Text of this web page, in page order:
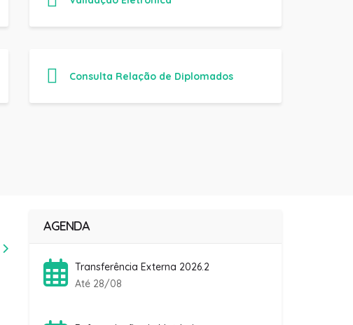
Consulta Relação de Diplomados
AGENDA
Transferência Externa 2026.2
Até 28/08